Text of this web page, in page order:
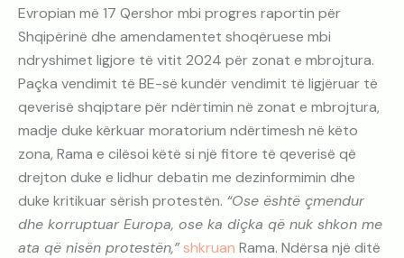
Evropian më 17 Qershor mbi progres raportin për
Shqipërinë dhe amendamentet shoqëruese mbi
ndryshimet ligjore të vitit 2024 për zonat e mbrojtura.
Paçka vendimit të BE-së kundër vendimit të ligjëruar të
qeverisë shqiptare për ndërtimin në zonat e mbrojtura,
madje duke kërkuar moratorium ndërtimesh në këto
zona, Rama e cilësoi këtë si një fitore të qeverisë që
drejton duke e lidhur debatin me dezinformimin dhe
duke kritikuar sërish protestën. “Ose është çmendur
dhe korruptuar Europa, ose ka diçka që nuk shkon me
ata që nisën protestën,”shkruan Rama. Ndërsa një ditë